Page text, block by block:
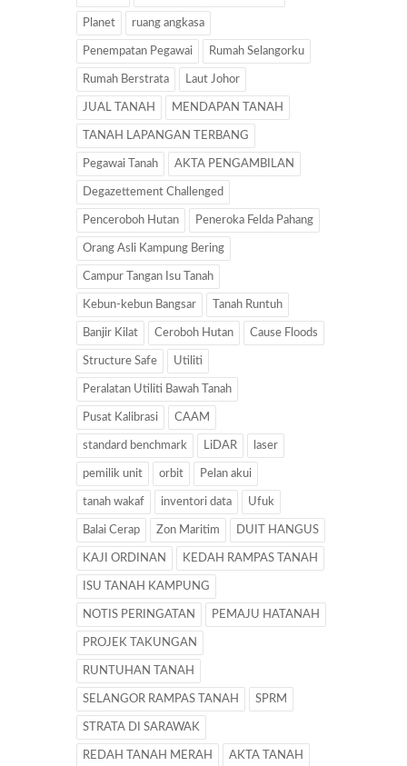
Planet ruang angkasa
Penempatan Pegawai Rumah Selangorku
Rumah Berstrata Laut Johor
JUAL TANAH MENDAPAN TANAH
TANAH LAPANGAN TERBANG
Pegawai Tanah AKTA PENGAMBILAN
Degazettement Challenged
Penceroboh Hutan Peneroka Felda Pahang
Orang Asli Kampung Bering
Campur Tangan Isu Tanah
Kebun-kebun Bangsar Tanah Runtuh
Banjir Kilat Ceroboh Hutan Cause Floods
Structure Safe Utiliti
Peralatan Utiliti Bawah Tanah
Pusat Kalibrasi CAAM
standard benchmark LiDAR laser
pemilik unit orbit Pelan akui
tanah wakaf inventori data Ufuk
Balai Cerap Zon Maritim DUIT HANGUS
KAJI ORDINAN KEDAH RAMPAS TANAH
ISU TANAH KAMPUNG
NOTIS PERINGATAN PEMAJU HATANAH
PROJEK TAKUNGAN
RUNTUHAN TANAH
SELANGOR RAMPAS TANAH SPRM
STRATA DI SARAWAK
REDAH TANAH MERAH AKTA TANAH